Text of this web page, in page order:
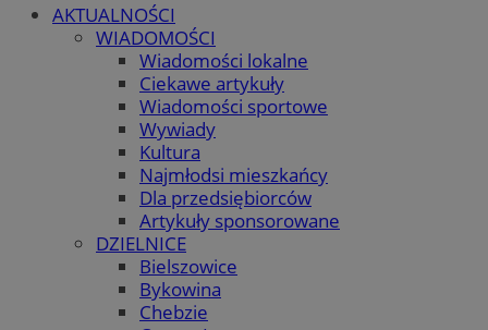
AKTUALNOŚCI
WIADOMOŚCI
Wiadomości lokalne
Ciekawe artykuły
Wiadomości sportowe
Wywiady
Kultura
Najmłodsi mieszkańcy
Dla przedsiębiorców
Artykuły sponsorowane
DZIELNICE
Bielszowice
Bykowina
Chebzie